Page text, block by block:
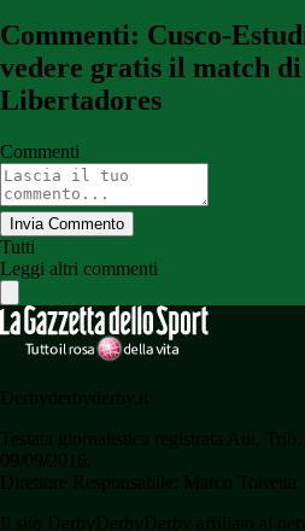
Commenti: Cusco-
vedere gratis il match di
Libertadores
Commenti
Invia Commento
Tutti
Leggi altri commenti